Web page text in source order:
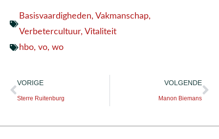
Basisvaardigheden, Vakmanschap,
Verbetercultuur, Vitaliteit
hbo, vo, wo
VORIGE
Sterre Ruitenburg
VOLGENDE
Manon Biemans